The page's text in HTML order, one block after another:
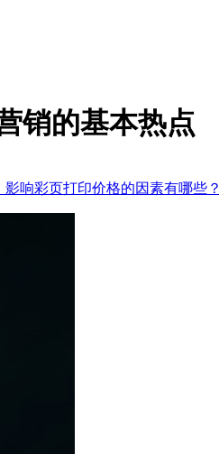
销的基本热点
影响彩页打印价格的因素有哪些？